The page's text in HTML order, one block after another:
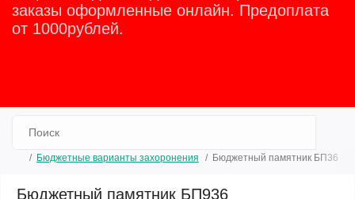
заказы оформленные онлайн. Предоплата
от 1000рублей.
Бюджетные варианты захоронения Бюджетный памятник БП36
Бюджетный памятник БП936